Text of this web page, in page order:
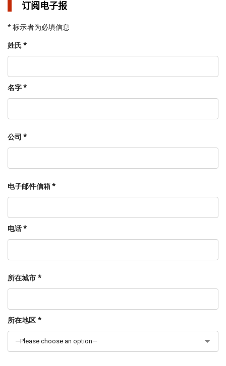
订阅电子报
* 标示者为必填信息
姓氏 *
名字 *
公司 *
电子邮件信箱 *
电话 *
所在城市 *
所在地区 *